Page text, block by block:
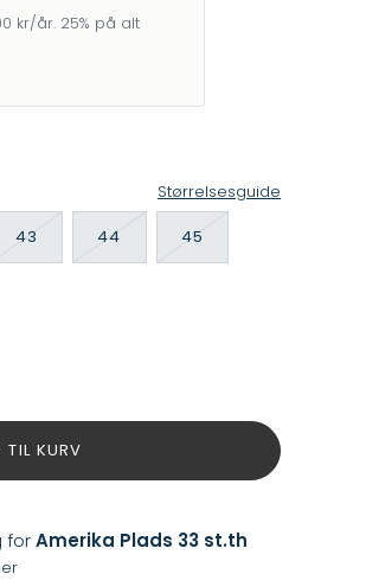
kr/år. 25% på alt
Størrelsesguide
43 44 45
TIL KURV
forAmerika Plads 33 st.th